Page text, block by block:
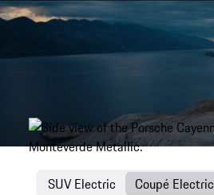
SUV Electric Coupé Electric